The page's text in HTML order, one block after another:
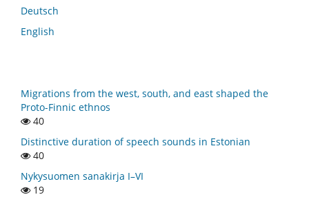
Deutsch
English
Migrations from the west, south, and east shaped the
Proto-Finnic ethnos
40
Distinctive duration of speech sounds in Estonian
40
Nykysuomen sanakirja I–VI
19